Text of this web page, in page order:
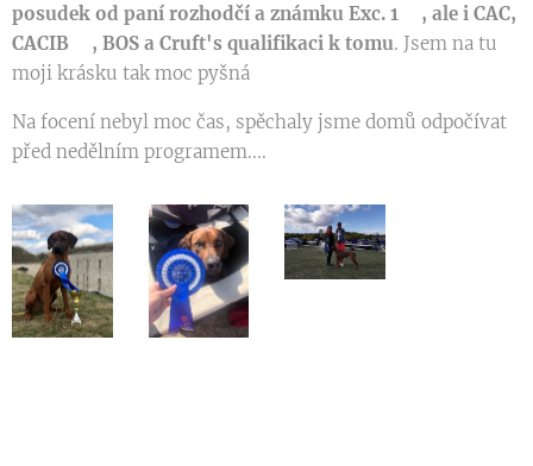
posudek od paní rozhodčí a známku Exc. 1🥇, ale i CAC,
CACIB🏆, BOS a Cruft's qualifikaci k tomu. Jsem na tu
moji krásku tak moc pyšná🥰
Na focení nebyl moc čas, spěchaly jsme domů odpočívat
před nedělním programem....😉